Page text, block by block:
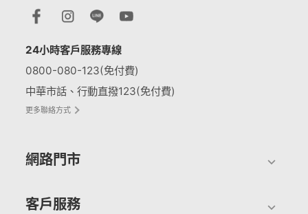
24小時客戶服務專線
0800-080-123(免付費)
中華市話、行動直撥123(免付費)
更多聯絡方式
網路門市
客戶服務